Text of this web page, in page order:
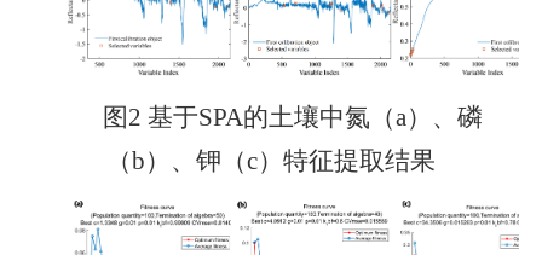
图2 基于SPA的土壤中氮（a）、磷
（b）、钾（c）特征提取结果